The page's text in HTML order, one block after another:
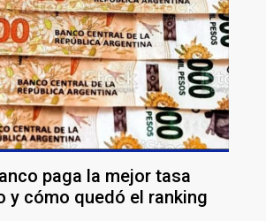
paga la mejor tasa
y cómo quedó el ranking